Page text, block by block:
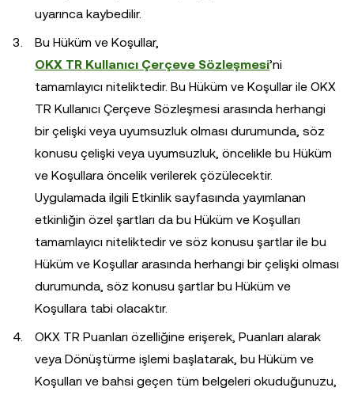
uyarınca kaybedilir.
Bu Hüküm ve Koşullar,
OKX TR Kullanıcı Çerçeve Sözleşmesi’ni
tamamlayıcı niteliktedir. Bu Hüküm ve Koşullar ile OKX
TR Kullanıcı Çerçeve Sözleşmesi arasında herhangi
bir çelişki veya uyumsuzluk olması durumunda, söz
konusu çelişki veya uyumsuzluk, öncelikle bu Hüküm
ve Koşullara öncelik verilerek çözülecektir.
Uygulamada ilgili Etkinlik sayfasında yayımlanan
etkinliğin özel şartları da bu Hüküm ve Koşulları
tamamlayıcı niteliktedir ve söz konusu şartlar ile bu
Hüküm ve Koşullar arasında herhangi bir çelişki olması
durumunda, söz konusu şartlar bu Hüküm ve
Koşullara tabi olacaktır.
OKX TR Puanları özelliğine erişerek, Puanları alarak
veya Dönüştürme işlemi başlatarak, bu Hüküm ve
Koşulları ve bahsi geçen tüm belgeleri okuduğunuzu,